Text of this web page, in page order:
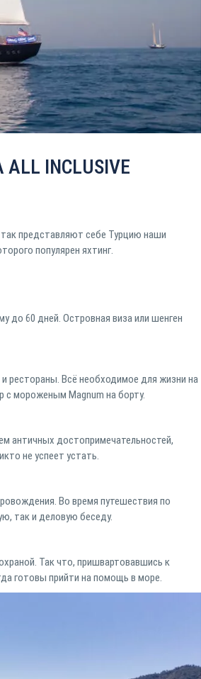
INCLUSIVE
представляют себе Турцию наши
популярен яхтинг.
до 60 дней. Островная виза или шенген
рестораны. Всё необходимое для жизни на
с мороженым Magnum на борту.
античных достопримечательностей,
не успеет устать.
Во время путешествия по
так и деловую беседу.
Так что, пришвартовавшись к
готовы прийти на помощь в море.